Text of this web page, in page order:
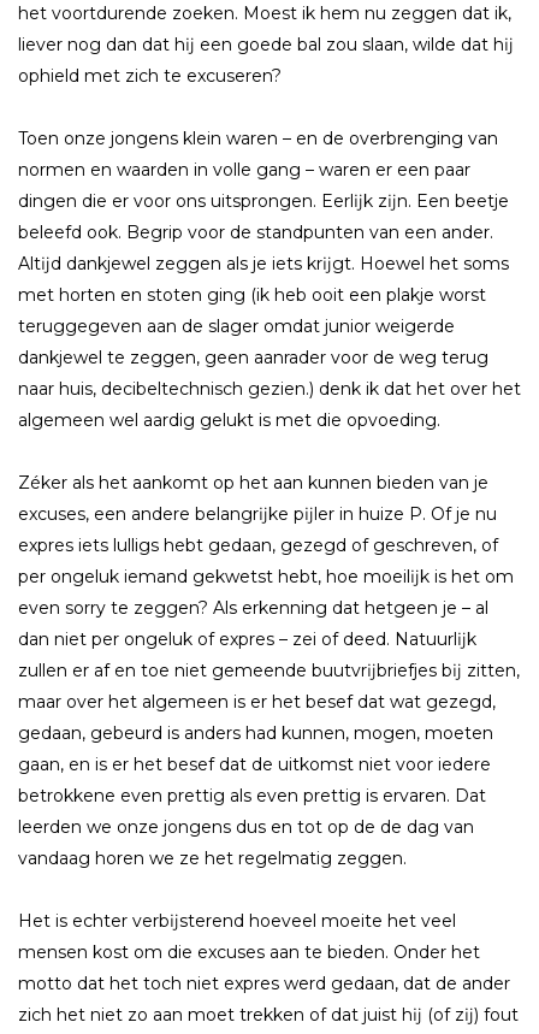
het voortdurende zoeken. Moest ik hem nu zeggen dat ik,
liever nog dan dat hĳ een goede bal zou slaan, wilde dat hĳ
ophield met zich te excuseren?
Toen onze jongens klein waren – en de overbrenging van
normen en waarden in volle gang – waren er een paar
dingen die er voor ons uitsprongen. Eerlĳk zĳn. Een beetje
beleefd ook. Begrip voor de standpunten van een ander.
Altĳd dankjewel zeggen als je iets krĳgt. Hoewel het soms
met horten en stoten ging (ik heb ooit een plakje worst
teruggegeven aan de slager omdat junior weigerde
dankjewel te zeggen, geen aanrader voor de weg terug
naar huis, decibeltechnisch gezien.) denk ik dat het over het
algemeen wel aardig gelukt is met die opvoeding.
Zéker als het aankomt op het aan kunnen bieden van je
excuses, een andere belangrĳke pĳler in huize P. Of je nu
expres iets lulligs hebt gedaan, gezegd of geschreven, of
per ongeluk iemand gekwetst hebt, hoe moeilĳk is het om
even sorry te zeggen? Als erkenning dat hetgeen je – al
dan niet per ongeluk of expres – zei of deed. Natuurlĳk
zullen er af en toe niet gemeende buutvrĳbriefjes bĳ zitten,
maar over het algemeen is er het besef dat wat gezegd,
gedaan, gebeurd is anders had kunnen, mogen, moeten
gaan, en is er het besef dat de uitkomst niet voor iedere
betrokkene even prettig als even prettig is ervaren. Dat
leerden we onze jongens dus en tot op de de dag van
vandaag horen we ze het regelmatig zeggen.
Het is echter verbĳsterend hoeveel moeite het veel
mensen kost om die excuses aan te bieden. Onder het
motto dat het toch niet expres werd gedaan, dat de ander
zich het niet zo aan moet trekken of dat juist hĳ (of zĳ) fout